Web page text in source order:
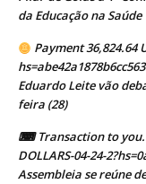
da Educação na Saúde
Payment 36,824.64
Eduardo Leite vão
feira (28)
⌨ Transaction to
DOLLARS-04-24-
Assembleia se reúne